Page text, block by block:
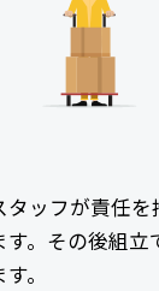
タッフが責任を
。その後組立
。